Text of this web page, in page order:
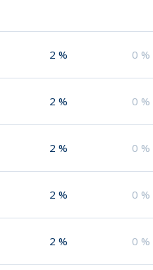
2 % 0 %
2 % 0 %
2 % 0 %
2 % 0 %
2 % 0 %